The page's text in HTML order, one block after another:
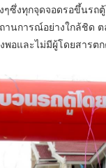
ซึ่งทุกจุดจอดรอขึ้นรถ
การณ์อย่างใกล้ชิด ต
พอและไม่มีผู้โดยสารตก